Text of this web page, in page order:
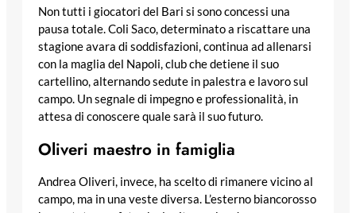
Non tutti i giocatori del Bari si sono concessi una
pausa totale. Coli Saco, determinato a riscattare una
stagione avara di soddisfazioni, continua ad allenarsi
con la maglia del Napoli, club che detiene il suo
cartellino, alternando sedute in palestra e lavoro sul
campo. Un segnale di impegno e professionalità, in
attesa di conoscere quale sarà il suo futuro.
Oliveri maestro in famiglia
Andrea Oliveri, invece, ha scelto di rimanere vicino al
campo, ma in una veste diversa. L’esterno biancorosso